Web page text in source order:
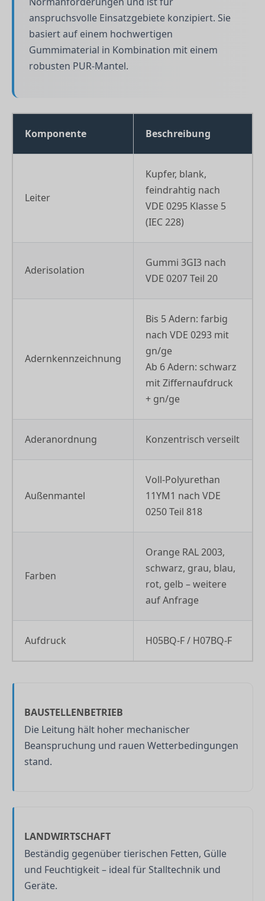
anspruchsvolle Einsatzgebiete konzipiert. Sie
basiert auf einem hochwertigen
Gummimaterial in Kombination mit einem
robusten PUR-Mantel.
Komponente Beschreibung
Leiter
Kupfer, blank,
feindrahtig nach
VDE 0295 Klasse 5
(IEC 228)
Aderisolation
Gummi 3GI3 nach
VDE 0207 Teil 20
Adernkennzeichnung
Bis 5 Adern: farbig
nach VDE 0293 mit
gn/ge
Ab 6 Adern: schwarz
mit Ziffernaufdruck
+ gn/ge
Aderanordnung Konzentrisch verseilt
Außenmantel
Voll-Polyurethan
11YM1 nach VDE
0250 Teil 818
Farben
Orange RAL 2003,
schwarz, grau, blau,
rot, gelb – weitere
auf Anfrage
Aufdruck H05BQ-F / H07BQ-F
BAUSTELLENBETRIEB
Die Leitung hält hoher mechanischer
Beanspruchung und rauen Wetterbedingungen
stand.
LANDWIRTSCHAFT
Beständig gegenüber tierischen Fetten, Gülle
und Feuchtigkeit – ideal für Stalltechnik und
Geräte.